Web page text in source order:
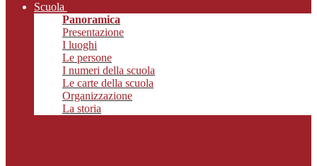
Scuola
Panoramica
Presentazione
I luoghi
Le persone
I numeri della scuola
Le carte della scuola
Organizzazione
La storia